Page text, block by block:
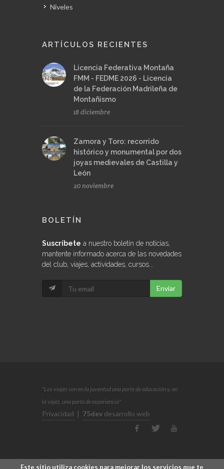
Niveles
ARTÍCULOS RECIENTES
Licencia Federativa Montaña
FMM - FEDME 2026 - Licencia
de la Federación Madrileña de
Montañismo
18 diciembre
Zamora y Toro: recorrido
histórico y monumental por dos
joyas medievales de Castilla y
León
20 noviembre
BOLETÍN
Suscríbete a nuestro boletín de noticias,
mantente informado acerca de las novedades
del club, viajes, actividades, cursos...
Enviar
"Los viajes son en la juventud una parte de educación y, en
la vejez, una parte de experiencia"
Privacidad | 75dev desarrollo web
Este sitio utiliza cookies para mejorar los servicios que te